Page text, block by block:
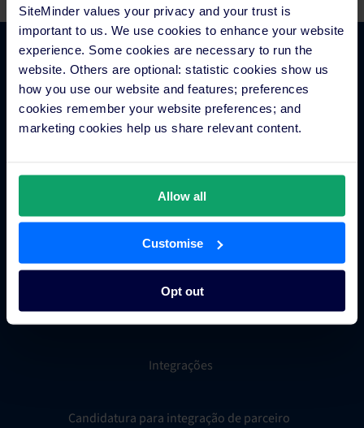
SiteMinder values your privacy and your trust is
important to us. We use cookies to enhance your website
experience. Some cookies are necessary to run the
website. Others are optional: statistic cookies show us
how you use our website and features; preferences
cookies remember your website preferences; and
marketing cookies help us share relevant content.
Allow all
Customise
Opt out
Comércio hoteleiro
Gestor de canais para hotéis
Metapesquisa para hotéis
Processamento de pagamentos hoteleiros
Fidelização dos hóspedes
Loja de apps para hotéis
Integrações
Candidatura para integração de parceiro